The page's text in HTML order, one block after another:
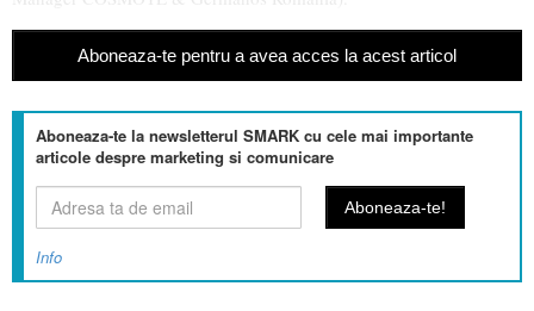
Aboneaza-te pentru a avea acces la acest articol
Aboneaza-te la newsletterul SMARK cu cele mai importante
articole despre marketing si comunicare
Info